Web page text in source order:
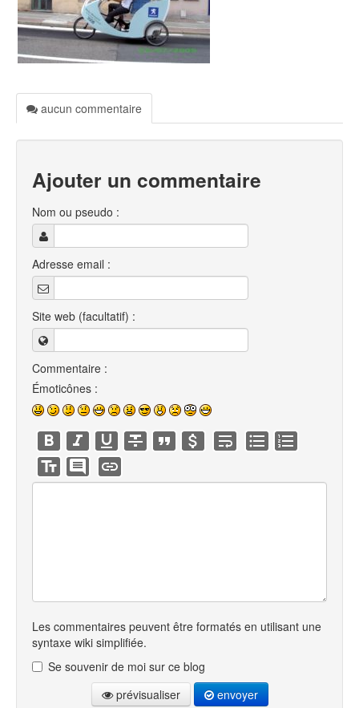
aucun commentaire
Ajouter un commentaire
Nom ou pseudo :
Adresse email :
Site web (facultatif) :
Commentaire :
Émoticônes :
Les commentaires peuvent être formatés en utilisant une
syntaxe wiki simplifiée.
Se souvenir de moi sur ce blog
prévisualiser
envoyer